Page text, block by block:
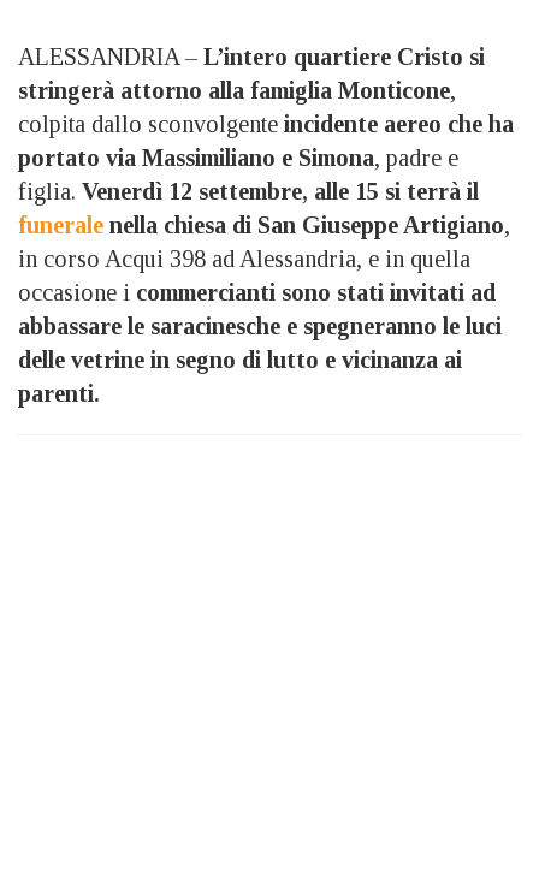
ALESSANDRIA – L’intero quartiere Cristo si
stringerà attorno alla famiglia Monticone,
colpita dallo sconvolgente incidente aereo che ha
portato via Massimiliano e Simona, padre e
figlia. Venerdì 12 settembre, alle 15 si terrà il
funerale nella chiesa di San Giuseppe Artigiano,
in corso Acqui 398 ad Alessandria, e in quella
occasione i commercianti sono stati invitati ad
abbassare le saracinesche e spegneranno le luci
delle vetrine in segno di lutto e vicinanza ai
parenti.